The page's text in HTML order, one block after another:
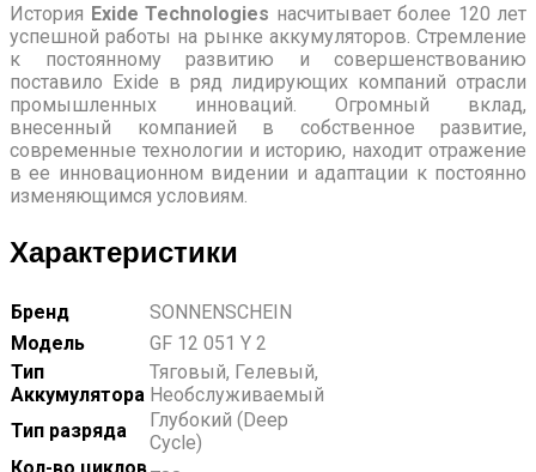
История Exide Technologies насчитывает более 120 лет
успешной работы на рынке аккумуляторов. Стремление
к постоянному развитию и совершенствованию
поставило Exide в ряд лидирующих компаний отрасли
промышленных инноваций. Огромный вклад,
внесенный компанией в собственное развитие,
современные технологии и историю, находит отражение
в ее инновационном видении и адаптации к постоянно
изменяющимся условиям.
Характеристики
Бренд
SONNENSCHEIN
Модель
GF 12 051 Y 2
Тип
Аккумулятора
Тяговый, Гелевый,
Необслуживаемый
Тип разряда
Глубокий (Deep
Cycle)
Кол-во циклов